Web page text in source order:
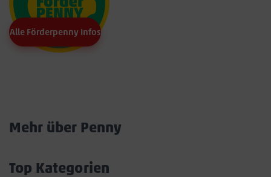
Alle Förderpenny Infos
Mehr über Penny
Top Kategorien